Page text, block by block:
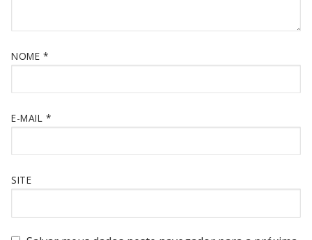
NOME *
E-MAIL *
SITE